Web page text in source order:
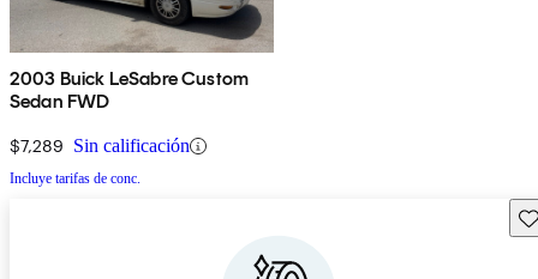
2003 Buick LeSabre Custom
Sedan FWD
$7,289 Sin calificación
Incluye tarifas de conc.